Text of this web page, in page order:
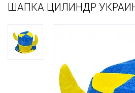
ШАПКА ЦИЛИНДР